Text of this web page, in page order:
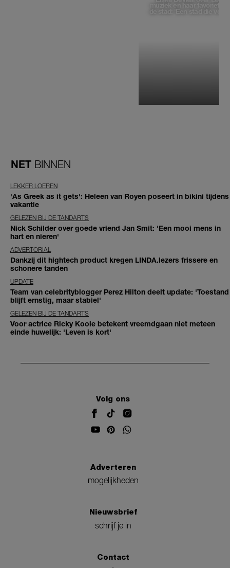
muziek en haar favoriete
de stad: 'Een stad die
NET BINNEN
LEKKER LOEREN
'As Greek as it gets': Heleen van Royen poseert in bikini tijdens
vakantie
GELEZEN BIJ DE TANDARTS
Nick Schilder over goede vriend Jan Smit: 'Een mooi mens in
hart en nieren'
ADVERTORIAL
Dankzij dit hightech product kregen LINDA.lezers frissere en
schonere tanden
UPDATE
Team van celebrityblogger Perez Hilton deelt update: 'Toestand
blijft ernstig, maar stabiel'
GELEZEN BIJ DE TANDARTS
Voor actrice Ricky Koole betekent vreemdgaan niet meteen
einde huwelijk: 'Leven is kort'
Volg ons
Adverteren
mogelijkheden
Nieuwsbrief
schrijf je in
Contact